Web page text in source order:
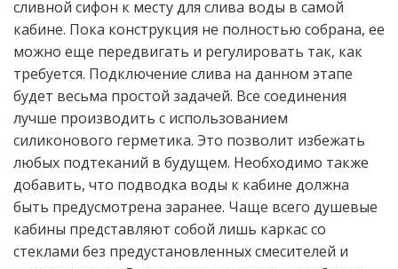
сливной сифон к месту для слива воды в самой
кабине. Пока конструкция не полностью собрана, ее
можно еще передвигать и регулировать так, как
требуется. Подключение слива на данном этапе
будет весьма простой задачей. Все соединения
лучше производить с использованием
силиконового герметика. Это позволит избежать
любых подтеканий в будущем. Необходимо также
добавить, что подводка воды к кабине должна
быть предусмотрена заранее. Чаще всего душевые
кабины представляют собой лишь каркас со
стеклами без предустановленных смесителей и